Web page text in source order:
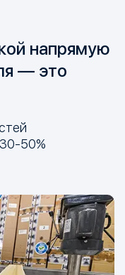
напрямую
— это
30-50%